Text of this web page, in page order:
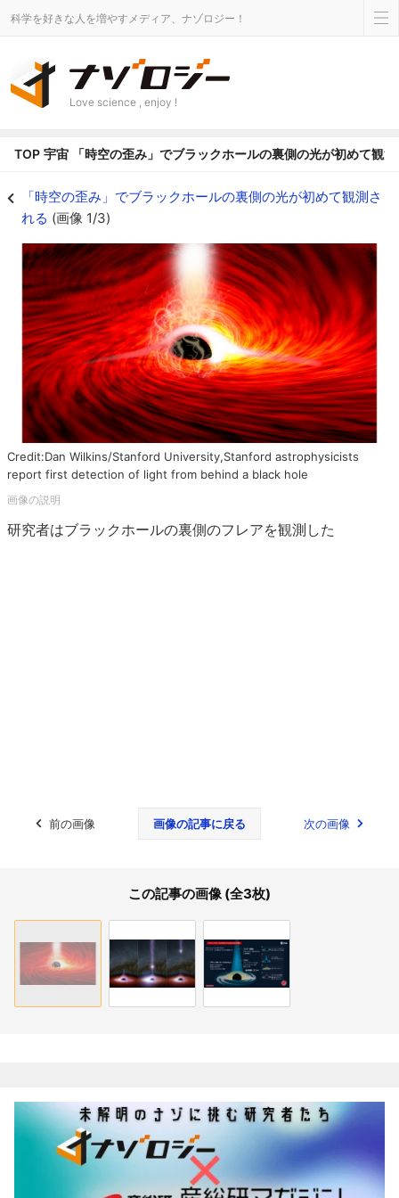
科学を好きな人を増やすメディア、ナゾロジー！
Love science , enjoy !
TOP 宇宙 「時空の歪み」でブラックホールの裏側の光が初めて観
「時空の歪み」でブラックホールの裏側の光が初めて観測さ
れる (画像 1/3)
Credit:Dan Wilkins/Stanford University,Stanford astrophysicists
report first detection of light from behind a black hole
研究者はブラックホールの裏側のフレアを観測した
前の画像 画像の記事に戻る 次の画像
この記事の画像 (全3枚)